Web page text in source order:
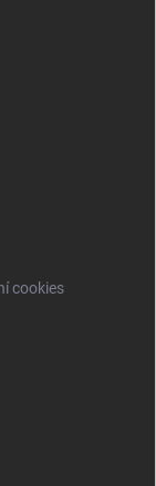
cookies